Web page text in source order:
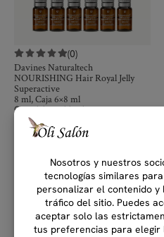
(0)
Davines Naturaltech
NOURISHING Hair Royal Jelly
Superactive
8 ml, Caja 6×8 ml
Complejo multiactivo,
remineralizante y vitamínico para la
15,000.00
Comprar
Best seller